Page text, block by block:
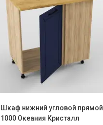
Шкаф нижний угловой прямой
1000 Океания Кристалл